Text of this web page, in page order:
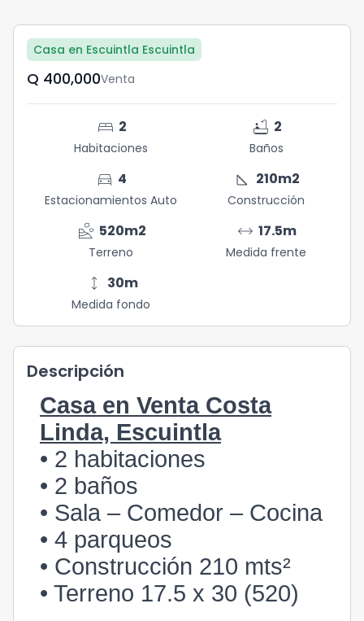
Casa en Escuintla Escuintla
Q	400,000Venta
bed 2
Habitaciones
bathtub 2
Baños
directions_car 4
Estacionamientos Auto
square_foot 210m2
Construcción
landslide 520m2
Terreno
arrow_range 17.5m
Medida frente
height 30m
Medida fondo
Descripción
Casa en Venta Costa
Linda, Escuintla
• 2 habitaciones
• 2 baños
• Sala – Comedor – Cocina
• 4 parqueos
• Construcción 210 mts²
• Terreno 17.5 x 30 (520)